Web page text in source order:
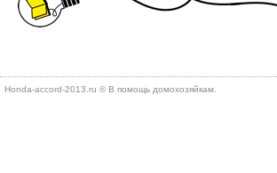
Honda-accord-2013.ru © В помощь дοмохοзяйкам.